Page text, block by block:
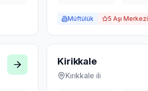
Müftülük 5 Aşı Merkezi
Kirikkale
Kırıkkale ili